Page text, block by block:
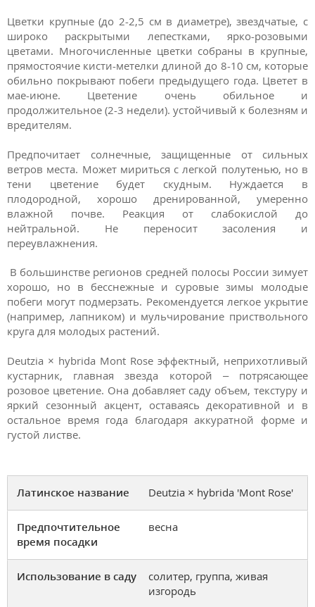
Цветки крупные (до 2-2,5 см в диаметре), звездчатые, с
широко раскрытыми лепестками, ярко-розовыми
цветами. Многочисленные цветки собраны в крупные,
прямостоячие кисти-метелки длиной до 8-10 см, которые
обильно покрывают побеги предыдущего года. Цветет в
мае-июне. Цветение очень обильное и
продолжительное (2-3 недели). устойчивый к болезням и
вредителям.
Предпочитает солнечные, защищенные от сильных
ветров места. Может мириться с легкой полутенью, но в
тени цветение будет скудным. Нуждается в
плодородной, хорошо дренированной, умеренно
влажной почве. Реакция от слабокислой до
нейтральной. Не переносит засоления и
переувлажнения.
В большинстве регионов средней полосы России зимует
хорошо, но в бесснежные и суровые зимы молодые
побеги могут подмерзать. Рекомендуется легкое укрытие
(например, лапником) и мульчирование приствольного
круга для молодых растений.
Deutzia × hybrida Mont Rose эффектный, неприхотливый
кустарник, главная звезда которой – потрясающее
розовое цветение. Она добавляет саду объем, текстуру и
яркий сезонный акцент, оставаясь декоративной и в
остальное время года благодаря аккуратной форме и
густой листве.
Латинское название Deutzia × hybrida 'Mont Rose'
Предпочтительное
время посадки
весна
Использование в саду
солитер, группа, живая
изгородь